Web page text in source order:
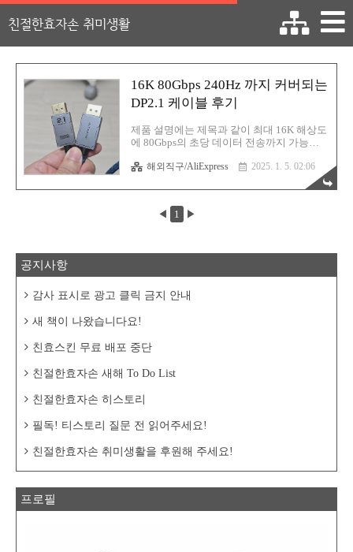
친절한효자손 취미생활
16K 80Gbps 240Hz 까지 커버되는
DP2.1 케이블 후기
제품 설명에는 제목과 같이 최대 16K 해상도
에 80Gbps의 초당 데이터 전송까지 가능하
버전의 케이블이라고 하길래 순간 혹해서 구
매했습니다. 혹시 성능이 괜찮은 DP 케이블
을 사용하면 지금 문제를 해결할 수 있을까
싶어서 말입니다. 현재 모니터에 문제가 좀
있어요. 144Hz 주파수를 사용하면 자꾸 간헐
제가 발생한다는건 모니터 아니면 케이블에
가 발생한다면 100% 모니터 탓이라는게 명
게 중고로 팔고 화이트 모니터로 확 그냥 바
해외직구/AliExpress 2025. 1. 5. 02:06
◀ 1 ▶
공지사항
감사 표시로 광고 클릭 금지 안내
새 책이 나왔습니다요!
친효스킨 무료 배포 중단
친절한효자손 새해 To Do List
친절한효자손 히스토리
필독! 티스토리 질문 전 읽어주세요!
친절한효자손 취미생활을 후원해 주세요!
프로필